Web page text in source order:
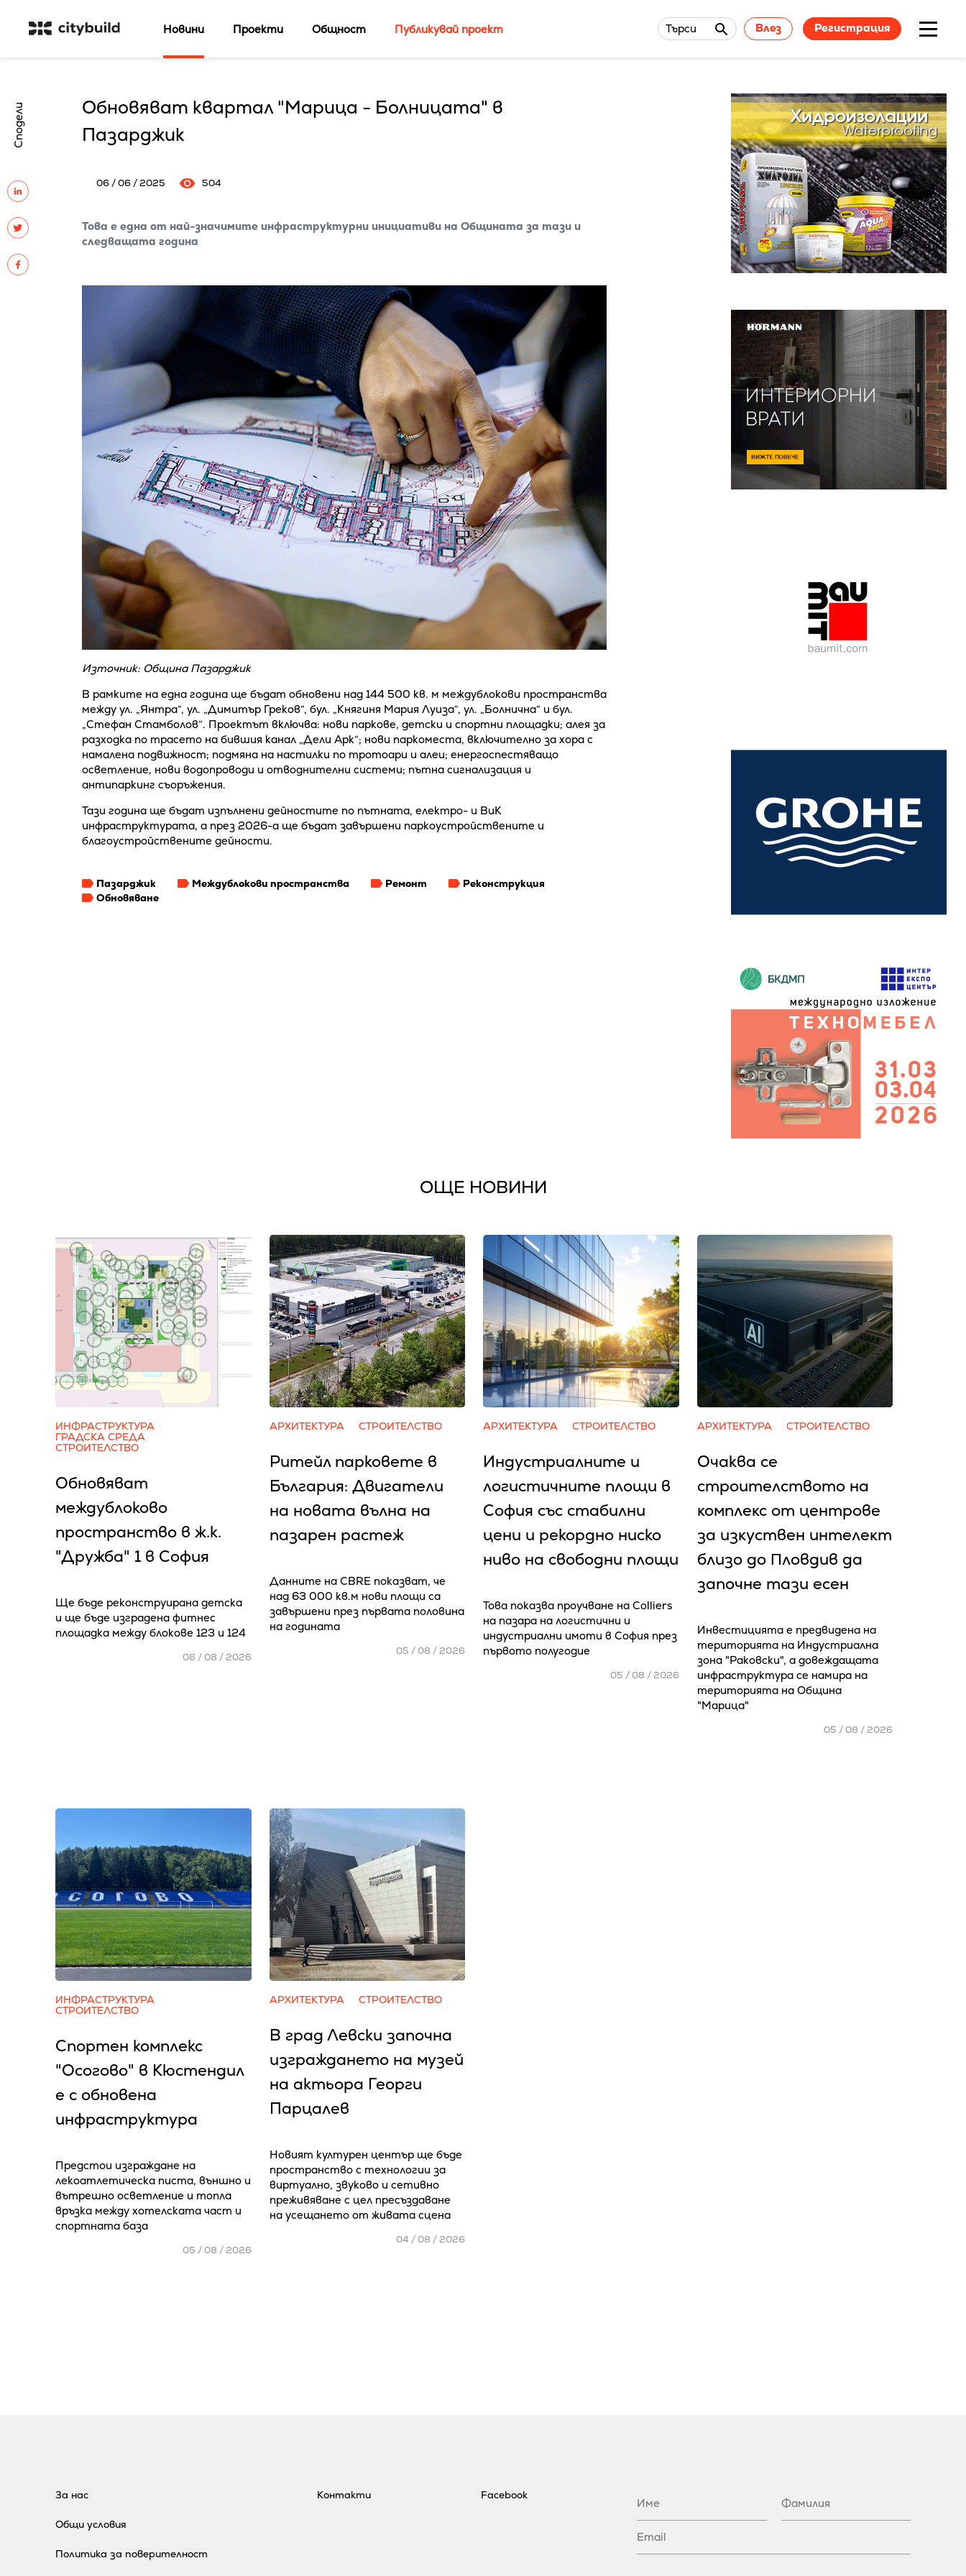
Новини Проекти Общност Публикувай проект Търси Влез Регистрация
Сподели
Обновяват квартал "Марица - Болницата" в
Пазарджик
06 / 06 / 2025 504
Това е една от най-значимите инфраструктурни инициативи на Общината за тази и
следващата година
Източник: Община Пазарджик
В рамките на една година ще бъдат обновени над 144 500 кв. м междублокови пространства
между ул. „Янтра“, ул. „Димитър Греков“, бул. „Княгиня Мария Луиза“, ул. „Болнична“ и бул.
„Стефан Стамболов“. Проектът включва: нови паркове, детски и спортни площадки; алея за
разходка по трасето на бившия канал „Дели Арк“; нови паркоместа, включително за хора с
намалена подвижност; подмяна на настилки по тротоари и алеи; енергоспестяващо
осветление, нови водопроводи и отводнителни системи; пътна сигнализация и
антипаркинг съоръжения.
Тази година ще бъдат изпълнени дейностите по пътната, електро- и ВиК
инфраструктурата, а през 2026-а ще бъдат завършени паркоустройствените и
благоустройствените дейности.
Пазарджик Междублокови пространства Ремонт
Реконструкция
Обновяване
ОЩЕ НОВИНИ
ИНФРАСТРУКТУРА
ГРАДСКА СРЕДА
СТРОИТЕЛСТВО
Обновяват
междублоково
пространство в ж.к.
"Дружба" 1 в София
Ще бъде реконструирана детска
и ще бъде изградена фитнес
площадка между блокове 123 и 124
06 / 08 / 2026
АРХИТЕКТУРА СТРОИТЕЛСТВО
Ритейл парковете в
България: Двигатели
на новата вълна на
пазарен растеж
Данните на CBRE показват, че
над 63 000 кв.м нови площи са
завършени през първата половина
на годината
05 / 08 / 2026
АРХИТЕКТУРА СТРОИТЕЛСТВО
Индустриалните и
логистичните площи в
София със стабилни
цени и рекордно ниско
ниво на свободни площи
Това показва проучване на Colliers
на пазара на логистични и
индустриални имоти в София през
първото полугодие
05 / 08 / 2026
АРХИТЕКТУРА СТРОИТЕЛСТВО
Очаква се
cтpoитeлcтвoтo нa
ĸoмплeĸc oт цeнтpoвe
зa изĸycтвeн интeлeĸт
близo дo Πлoвдив да
зaпoчнe тaзи eceн
Инвестицията е предвидена на
територията на Индустриална
зона "Раковски", а довеждащата
инфраструктура се намира на
територията на Община
"Марица"
05 / 08 / 2026
ИНФРАСТРУКТУРА
СТРОИТЕЛСТВО
Спортен комплекс
"Осогово" в Кюстендил
е с обновена
инфраструктура
Предстои изграждане на
лекоатлетическа писта, външно и
вътрешно осветление и топла
връзка между хотелската част и
спортната база
05 / 08 / 2026
АРХИТЕКТУРА СТРОИТЕЛСТВО
В град Левски започна
изграждането на музей
на актьора Георги
Парцалев
Новият културен център ще бъде
пространство с технологии за
виртуално, звуково и сетивно
преживяване с цел пресъздаване
на усещането от живата сцена
04 / 08 / 2026
За нас
Общи условия
Политика за поверителност
Контакти Facebook